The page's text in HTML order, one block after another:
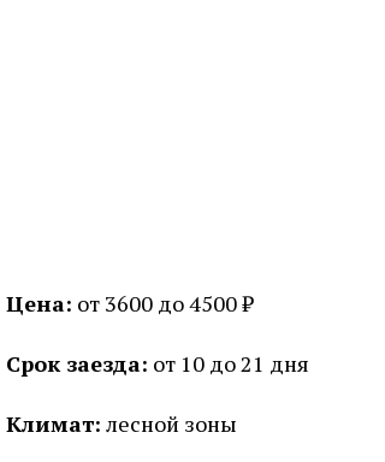
Цена: от 3600 до 4500 ₽
Срок заезда: от 10 до 21 дня
Климат: лесной зоны